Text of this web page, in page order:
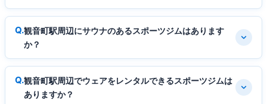
観音町駅周辺にサウナのあるスポーツジムはあります
か？
観音町駅周辺でウェアをレンタルできるスポーツジムは
ありますか？